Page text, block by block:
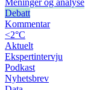
Meninger og analyse
Debatt
Kommentar
<2°C
Aktuelt
Ekspertintervju
Podkast
Nyhetsbrev